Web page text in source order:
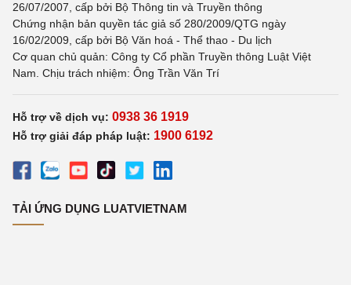
26/07/2007, cấp bởi Bộ Thông tin và Truyền thông
Chứng nhận bản quyền tác giả số 280/2009/QTG ngày
16/02/2009, cấp bởi Bộ Văn hoá - Thể thao - Du lịch
Cơ quan chủ quản: Công ty Cổ phần Truyền thông Luật Việt
Nam. Chịu trách nhiệm: Ông Trần Văn Trí
Hỗ trợ về dịch vụ: 0938 36 1919
Hỗ trợ giải đáp pháp luật: 1900 6192
TẢI ỨNG DỤNG LUATVIETNAM